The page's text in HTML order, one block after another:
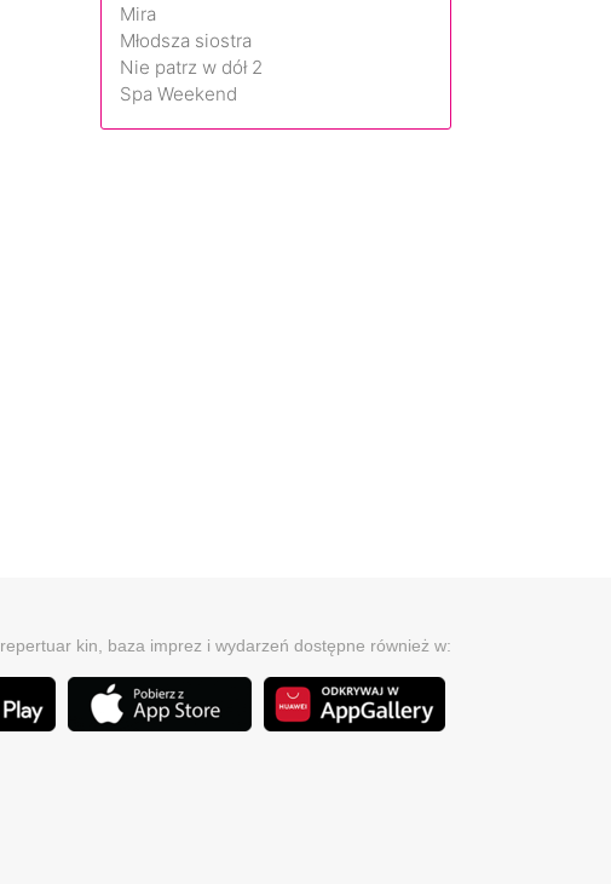
Mira
Młodsza siostra
Nie patrz w dół 2
Spa Weekend
repertuar kin, baza imprez i wydarzeń dostępne również w: